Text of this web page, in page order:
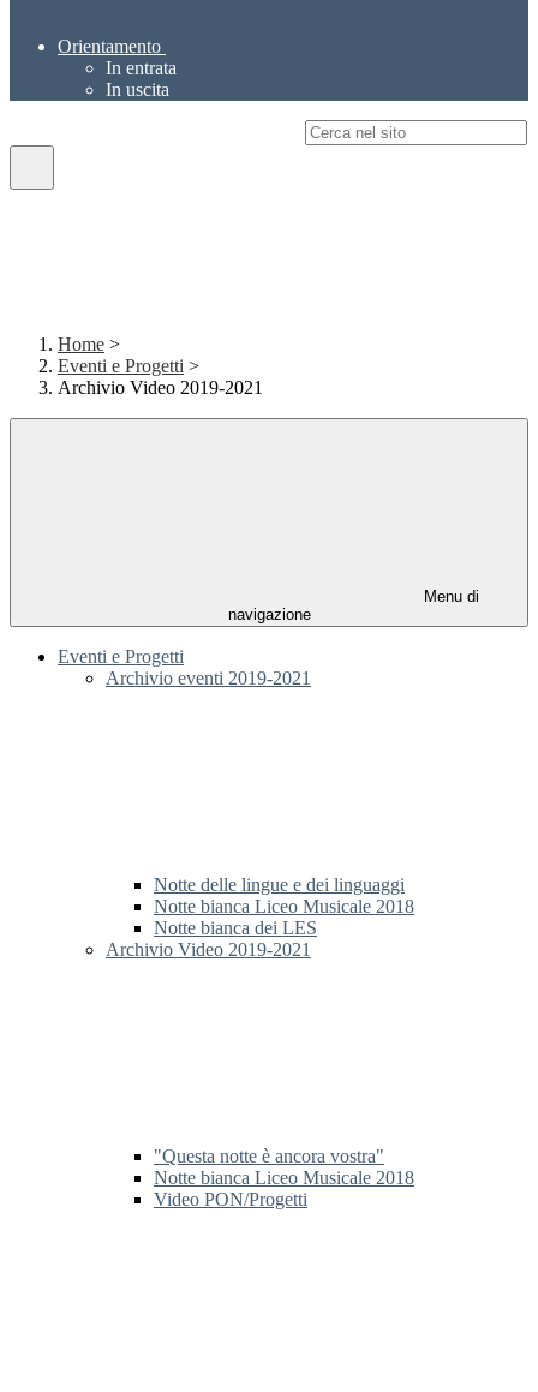
Orientamento
In entrata
In uscita
Home >
Eventi e Progetti >
Archivio Video 2019-2021
Menu di
navigazione
Eventi e Progetti
Archivio eventi 2019-2021
Notte delle lingue e dei linguaggi
Notte bianca Liceo Musicale 2018
Notte bianca dei LES
Archivio Video 2019-2021
"Questa notte è ancora vostra"
Notte bianca Liceo Musicale 2018
Video PON/Progetti